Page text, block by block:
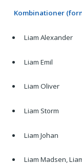
Kombinationer
Liam Alexander
Liam Emil
Liam Oliver
Liam Storm
Liam Johan
Liam Madsen,